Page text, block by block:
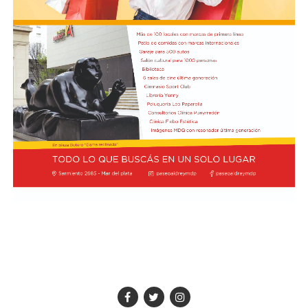
Por detrás, el debutante Arvid Lindblad, de Racing Bulls,
está igualado con el vigente campeón Lando Norris, de
McLaren, en el séptimo lugar, los dos con un puntaje de
7,5. A su vez, Charles Leclerc, de Ferrari, figura en el
noveno puesto en soledad, con una valoración de 7,4.
Finalmente, Colapinto y Hadjar están igualados en el
décimo con 7,0 cada uno.
La propia página web oficial de la F1 acompañó la
puntuación de cada piloto con un análisis escrito sobre
permite ocupar un respetable sexto lugar en el